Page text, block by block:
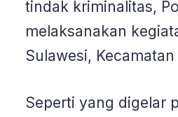
tindak kriminalitas,
melaksanakan
Sulawesi,
Seperti yang digelar